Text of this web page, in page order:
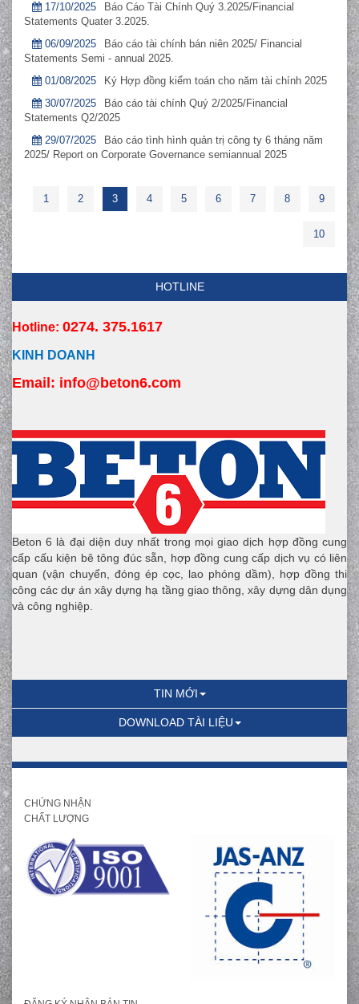
17/10/2025
Báo Cáo Tài Chính Quý 3.2025/Financial
Statements Quater 3.2025.
06/09/2025
Báo cáo tài chính bán niên 2025/ Financial
Statements Semi - annual 2025.
01/08/2025
Ký Hợp đồng kiểm toán cho năm tài chính 2025
30/07/2025
Báo cáo tài chính Quý 2/2025/Financial
Statements Q2/2025
29/07/2025
Báo cáo tình hình quản trị công ty 6 tháng năm
2025/ Report on Corporate Governance semiannual 2025
1 2 3 4 5 6 7 8 9
10
HOTLINE
Hotline: 0274. 375.1617
KINH DOANH
Email: info@beton6.com
Beton 6 là đại diện duy nhất trong mọi giao dịch hợp đồng cung
cấp cấu kiện bê tông đúc sẵn, hợp đồng cung cấp dịch vụ có liên
quan (vận chuyển, đóng ép cọc, lao phóng dầm), hợp đồng thi
công các dự án xây dựng hạ tầng giao thông, xây dựng dân dụng
và công nghiệp.
TIN MỚI
DOWNLOAD TÀI LIỆU
CHỨNG NHẬN
CHẤT LƯỢNG